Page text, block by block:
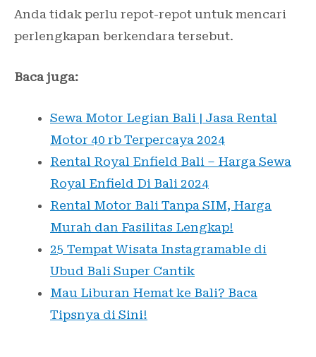
Anda tidak perlu repot-repot untuk mencari
perlengkapan berkendara tersebut.
Baca juga:
Sewa Motor Legian Bali | Jasa Rental
Motor 40 rb Terpercaya 2024
Rental Royal Enfield Bali – Harga Sewa
Royal Enfield Di Bali 2024
Rental Motor Bali Tanpa SIM, Harga
Murah dan Fasilitas Lengkap!
25 Tempat Wisata Instagramable di
Ubud Bali Super Cantik
Mau Liburan Hemat ke Bali? Baca
Tipsnya di Sini!